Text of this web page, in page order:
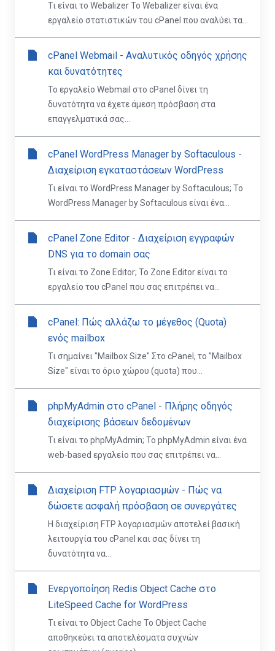
Τι είναι το Webalizer Το Webalizer είναι ένα
εργαλείο στατιστικών του cPanel που αναλύει τα...
cPanel Webmail - Αναλυτικός οδηγός χρήσης
και δυνατότητες
Το εργαλείο Webmail στο cPanel δίνει τη
δυνατότητα να έχετε άμεση πρόσβαση στα
επαγγελματικά σας...
cPanel WordPress Manager by Softaculous -
Διαχείριση εγκαταστάσεων WordPress
Τι είναι το WordPress Manager by Softaculous; Το
WordPress Manager by Softaculous είναι ένα...
cPanel Zone Editor - Διαχείριση εγγραφών
DNS για το domain σας
Τι είναι το Zone Editor; Το Zone Editor είναι το
εργαλείο του cPanel που σας επιτρέπει να...
cPanel: Πώς αλλάζω το μέγεθος (Quota)
ενός mailbox
Τι σημαίνει "Mailbox Size" Στο cPanel, το "Mailbox
Size" είναι το όριο χώρου (quota) που...
phpMyAdmin στο cPanel - Πλήρης οδηγός
διαχείρισης βάσεων δεδομένων
Τι είναι το phpMyAdmin; Το phpMyAdmin είναι ένα
web-based εργαλείο που σας επιτρέπει να...
Διαχείριση FTP λογαριασμών - Πώς να
δώσετε ασφαλή πρόσβαση σε συνεργάτες
Η διαχείριση FTP λογαριασμών αποτελεί βασική
λειτουργία του cPanel και σας δίνει τη
δυνατότητα να...
Ενεργοποίηση Redis Object Cache στο
LiteSpeed Cache for WordPress
Τι είναι το Object Cache Το Object Cache
αποθηκεύει τα αποτελέσματα συχνών